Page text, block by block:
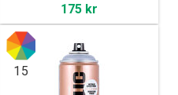
175 kr
15